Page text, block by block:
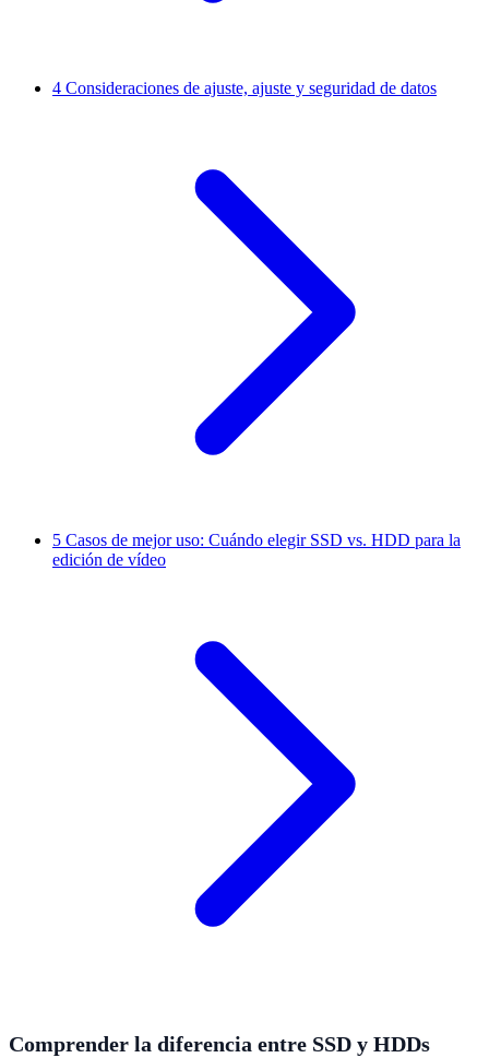
4 Consideraciones de ajuste, ajuste y seguridad de datos
5 Casos de mejor uso: Cuándo elegir SSD vs. HDD para la
edición de vídeo
Comprender la diferencia entre SSD y HDDs